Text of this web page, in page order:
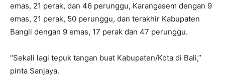
emas, 21 perak, dan 46 perunggu, Karangasem dengan 9
emas, 21 perak, 50 perunggu, dan terakhir Kabupaten
Bangli dengan 9 emas, 17 perak dan 47 perunggu.
“Sekali lagi tepuk tangan buat Kabupaten/Kota di Bali,”
pinta Sanjaya.